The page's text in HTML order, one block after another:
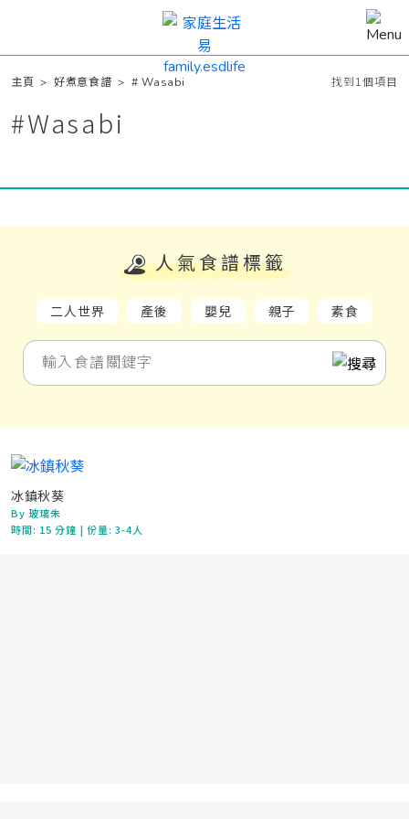
主頁 >好煮意食譜 ># Wasabi 找到1個項目
#Wasabi
人氣食譜標籤
二人世界 產後 嬰兒 親子 素食
冰鎮秋葵
By 玻璃朱
時間: 15 分鐘 | 份量: 3-4人